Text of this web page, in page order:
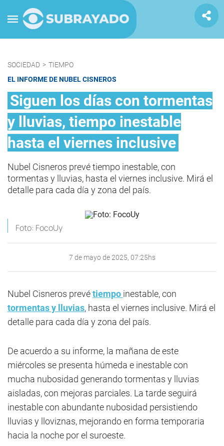
SOCIEDAD > TIEMPO
EL INFORME DE NUBEL CISNEROS
Siguen los días con tormentas
y lluvias, tiempo inestable
hasta el viernes inclusive
Nubel Cisneros prevé tiempo inestable, con
tormentas y lluvias, hasta el viernes inclusive. Mirá el
detalle para cada día y zona del país.
Foto: FocoUy
7 de mayo de 2025, 07:25hs
Nubel Cisneros prevétiempo inestable, con
tormentas y lluvias, hasta el viernes inclusive. Mirá el
detalle para cada día y zona del país.
De acuerdo a su informe, la mañana de este
miércoles se presenta húmeda e inestable con
mucha nubosidad generando tormentas y lluvias
aisladas, con mejoras parciales. La tarde seguirá
inestable con abundante nubosidad persistiendo
lluvias y lloviznas, mejorando en forma temporaria
hacia la noche por el suroeste.